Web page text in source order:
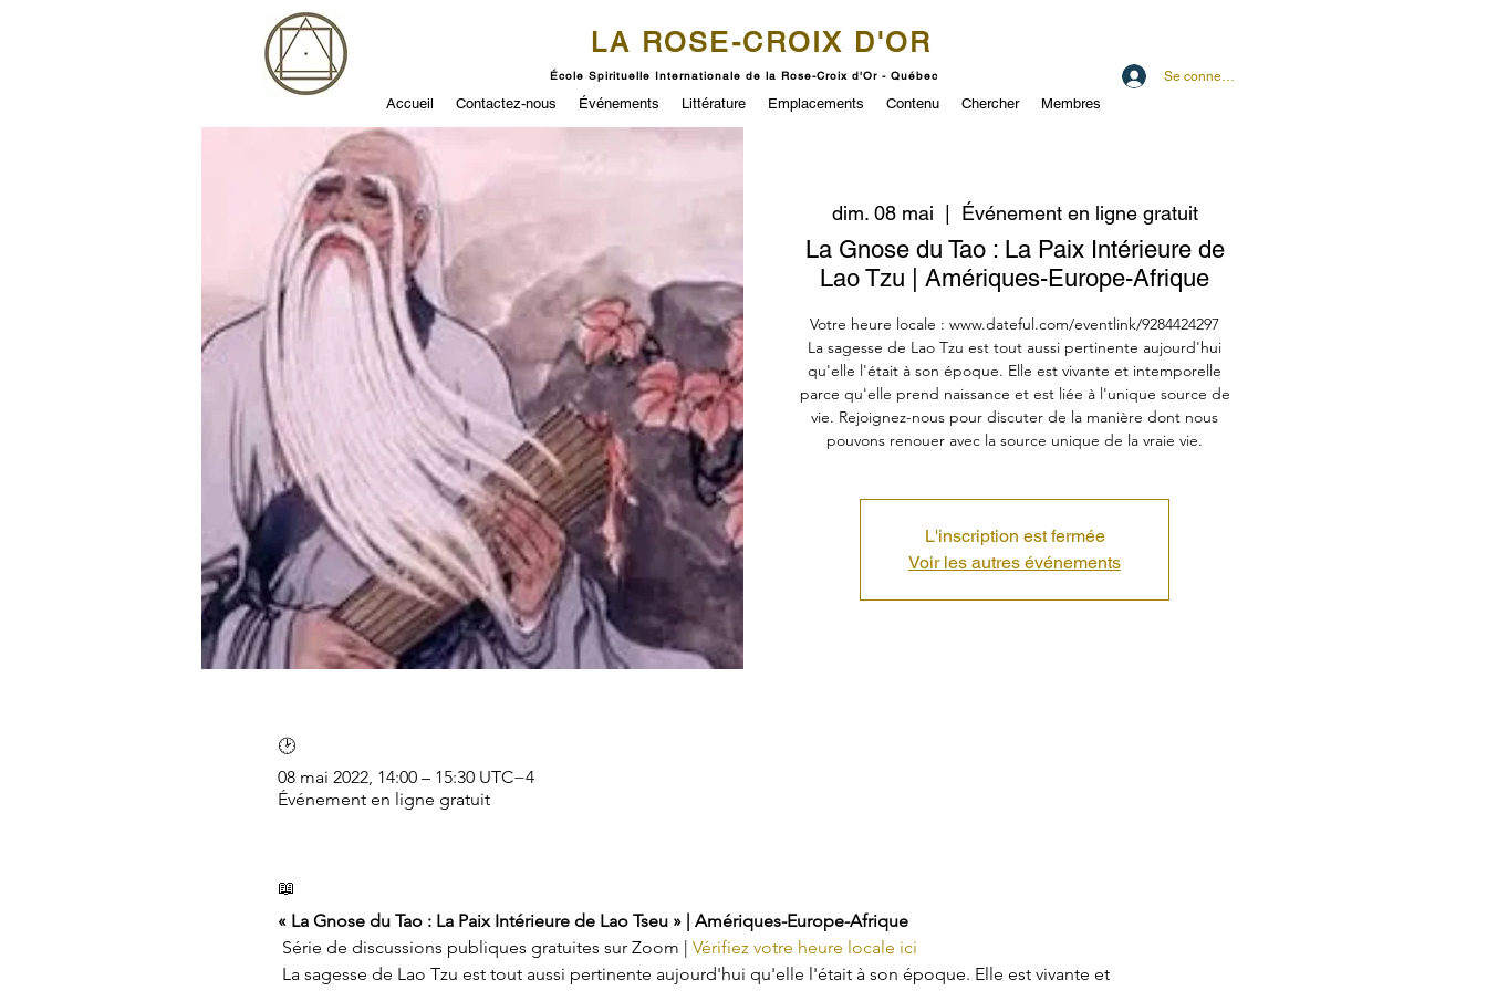
LA ROSE-CROIX D'OR
École Spirituelle Internationale de la Rose-Croix d'Or - Québec Se connecter
Accueil Contactez-nous Événements Littérature Emplacements Contenu Chercher Membres
dim. 08 mai Événement en ligne gratuit
La Gnose du Tao : La Paix Intérieure de
Lao Tzu | Amériques-Europe-Afrique
Votre heure locale : www.dateful.com/eventlink/9284424297
La sagesse de Lao Tzu est tout aussi pertinente aujourd'hui
qu'elle l'était à son époque. Elle est vivante et intemporelle
parce qu'elle prend naissance et est liée à l'unique source de
vie. Rejoignez-nous pour discuter de la manière dont nous
pouvons renouer avec la source unique de la vraie vie.
L'inscription est fermée
Voir les autres événements
🕑
08 mai 2022, 14:00 – 15:30 UTC−4
Événement en ligne gratuit
📖
« La Gnose du Tao : La Paix Intérieure de Lao Tseu » | Amériques-Europe-Afrique
Série de discussions publiques gratuites sur Zoom | Vérifiez votre heure locale ici